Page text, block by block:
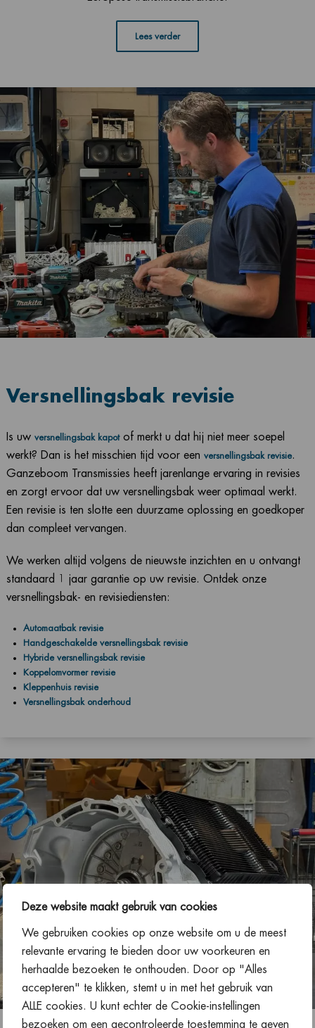
Deze website maakt gebruik van cookies
We gebruiken cookies op onze website om u de meest
relevante ervaring te bieden door uw voorkeuren en
herhaalde bezoeken te onthouden. Door op "Alles
accepteren" te klikken, stemt u in met het gebruik van
ALLE cookies. U kunt echter de Cookie-instellingen
bezoeken om een gecontroleerde toestemming te geven
Lees verder
Versnellingsbak revisie
Is uw versnellingsbak kapotof merkt u dat hij niet meer soepel
werkt? Dan is het misschien tijd voor een versnellingsbak revisie.
Ganzeboom Transmissies heeft jarenlange ervaring in revisies
en zorgt ervoor dat uw versnellingsbak weer optimaal werkt.
Een revisie is ten slotte een duurzame oplossing en goedkoper
dan compleet vervangen.
We werken altijd volgens de nieuwste inzichten en u ontvangt
standaard 1 jaar garantie op uw revisie. Ontdek onze
versnellingsbak- en revisiediensten:
Automaatbak revisie
Handgeschakelde versnellingsbak revisie
Hybride versnellingsbak revisie
Koppelomvormer revisie
Kleppenhuis revisie
Versnellingsbak onderhoud